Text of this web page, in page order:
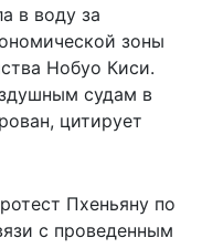
в воду за
зоны
Нобуо Киси.
судам в
цитирует
Пхеньяну по
с проведенным